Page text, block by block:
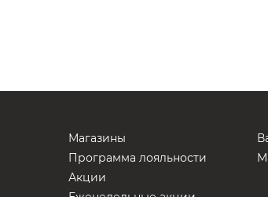
Магазины
Программа лояльности
Акции